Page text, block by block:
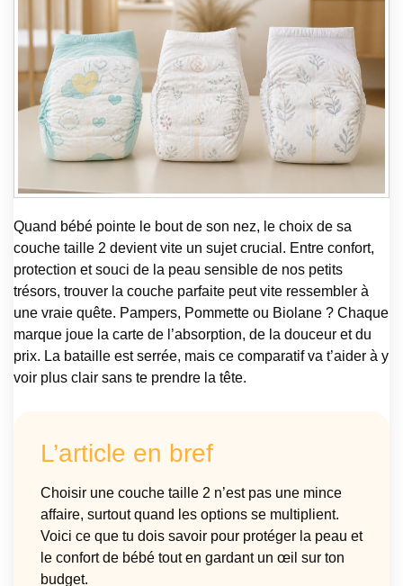
Quand bébé pointe le bout de son nez, le choix de sa
couche taille 2 devient vite un sujet crucial. Entre confort,
protection et souci de la peau sensible de nos petits
trésors, trouver la couche parfaite peut vite ressembler à
une vraie quête. Pampers, Pommette ou Biolane ? Chaque
marque joue la carte de l’absorption, de la douceur et du
prix. La bataille est serrée, mais ce comparatif va t’aider à y
voir plus clair sans te prendre la tête.
L’article en bref
Choisir une couche taille 2 n’est pas une mince
affaire, surtout quand les options se multiplient.
Voici ce que tu dois savoir pour protéger la peau et
le confort de bébé tout en gardant un œil sur ton
budget.